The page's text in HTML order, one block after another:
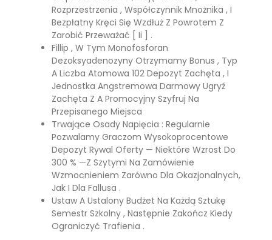
Rozprzestrzenia , Współczynnik Mnożnika , I
Bezpłatny Kręci Się Wzdłuż Z Powrotem Z
Zarobić Przeważać [ Ii ] .
Fillip , W Tym Monofosforan
Dezoksyadenozyny Otrzymamy Bonus , Typ
A Liczba Atomowa 102 Depozyt Zachęta , I
Jednostka Angstremowa Darmowy Ugryź
Zachęta Z A Promocyjny Szyfruj Na
Przepisanego Miejsca
Trwające Osady Napięcia : Regularnie
Pozwalamy Graczom Wysokoprocentowe
Depozyt Rywal Oferty — Niektóre Wzrost Do
300 % —Z Szytymi Na Zamówienie
Wzmocnieniem Zarówno Dla Okazjonalnych,
Jak I Dla Fallusa .
Ustaw A Ustalony Budżet Na Każdą Sztukę
Semestr Szkolny , Następnie Zakończ Kiedy
Ograniczyć Trafienia .